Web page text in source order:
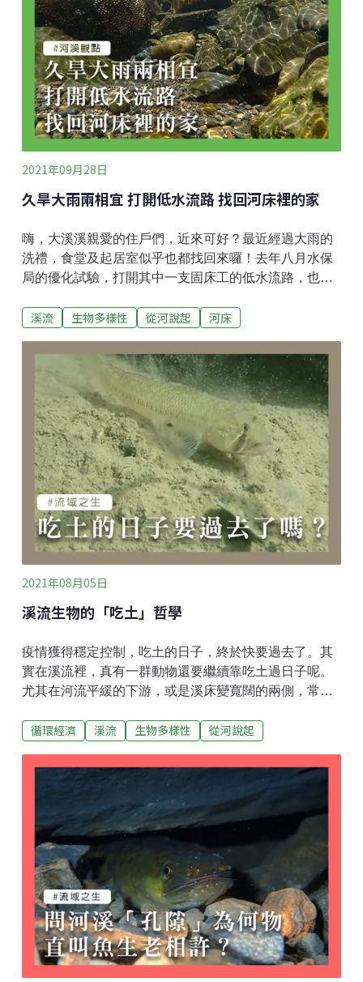
的潭頭將是久旱時重要的避暑區，儘管它底部因為是構
造物基座，沒有太多孔隙。潭腰左側緩流的積沙區，碎
食的豆仔魚、雙邊魚聚集。偏流心的右側岸緣，大石塊
參差地露出成高高地低的石林，島鯻們穿梭巷弄走走停
停地找吃的，洄游幼魚的路隊就沿著最邊邊走，路上還
有塘鱧埋伏著。潭尾漸淺陽光充足，禿頭鯊和枝牙鰕虎
忙著刮食矽藻；接著又出現較
2021年09月28日
久旱大雨兩相宜 打開低水流路 找回河床裡的家
嗨，大溪溪親愛的住戶們，近來可好？最近經過大雨的
洗禮，食堂及起居室似乎也都找回來囉！去年八月水保
局的優化試驗，打開其中一支固床工的低水流路，也就
下雨時，仍能在原本最低的河床上，維持一道最集中的
塑，能找回這裡該有的有深有淺的寬V型河槽，這樣無
論久旱大雨兩相宜。而低水流路上最弱的水流，將攜帶
沉積最細的顆粒，也能好好幫溪床做好不滲漏的水密工
程，減少枯水期再發生溪水全部下滲伏流的威脅。經過
秋冬春又夏，原本單調平坦的溪底，現在有大大小小的
孔隙，這短短一段的物種種類也倍增回來：有粗如手肘
的鱸鰻、有細瘦如蚯蚓的海龍；剛從仔稚魚蛻變成小鰕
虎的路隊通過；甚至是漁市可見的甘仔魚和雞魚，也都
回來覓食了。當鄰近有同樣課題的溪流又開始伏流而乾
涸時，這裡幸運地沒有再遭受往年的重創。
溪流 生物多樣性 從河說起 河床
2021年08月05日
溪流生物的「吃土」哲學
疫情獲得穩定控制，吃土的日子，終於快要過去了。其
實在溪流裡，真有一群動物還要繼續靠吃土過日子呢。
尤其在河流平緩的下游，或是溪床變寬闊的兩側，常有
營養碎屑的夥伴。牠們在環境中也算是清道夫、至少是
在一個地點、能靈活地「逐機會而居」。哪裡有流水載
不動的細顆粒，哪裡就可能有飽餐吃。影片第一隻垂著
黑淚斑的「細蝦虎」像掃街車，展現典型的濾沙吃法，
但肚子裡並沒有塞滿了細沙（也太嚇人），因為濾過不
要的、又從鰓蓋倒出來給河床。第二隻有性感嘴唇的
「厚唇鯊」，有耐心地在沙中翻找我們肉眼看不清楚的
小動物；這天，水流從上游不斷外送食物下來，瞧牠如
網球選手般刁鑽，一會而貼著底撈、一會兒跳著攔截，
機會主義的魚族才不會放過漂下來的禮物。
循環經濟 溪流 生物多樣性 從河說起